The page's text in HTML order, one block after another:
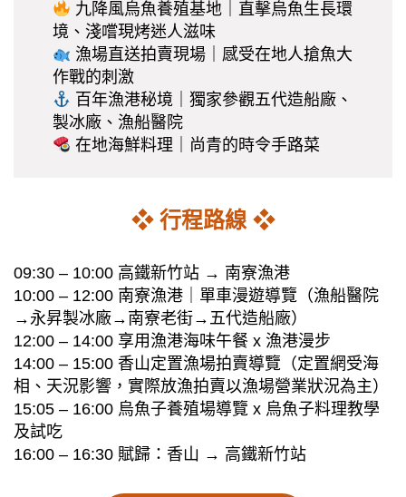
九降風烏魚養殖基地｜直擊烏魚生長環
境、淺嚐現烤迷人滋味
漁場直送拍賣現場｜感受在地人搶魚大
作戰的刺激
百年漁港秘境｜獨家參觀五代造船廠、
製冰廠、漁船醫院
在地海鮮料理｜尚青的時令手路菜
❖ 行程路線 ❖
09:30 – 10:00 高鐵新竹站 → 南寮漁港
10:00 – 12:00 南寮漁港｜單車漫遊導覽（漁船醫院
→永昇製冰廠→南寮老街→五代造船廠）
12:00 – 14:00 享用漁港海味午餐 x 漁港漫步
14:00 – 15:00 香山定置漁場拍賣導覽（定置網受海
相、天況影響，實際放漁拍賣以漁場營業狀況為主）
15:05 – 16:00 烏魚子養殖場導覽 x 烏魚子料理教學
及試吃
16:00 – 16:30 賦歸：香山 → 高鐵新竹站